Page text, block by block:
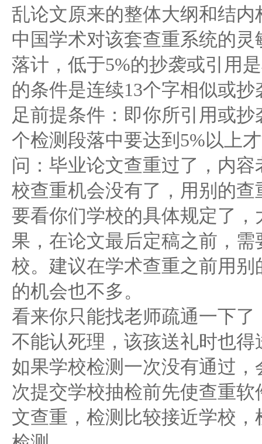
乱论文原来的整体大纲和结内
中国学术对该套查重系统的
落计，低于5%的抄袭或引用
的条件是连续13个字相似或
足前提条件：即你所引用或
个检测段落中要达到5%以上
问：毕业论文查重过了，内
校查重机会没有了，用别的
要看你们学校的具体规定了
果，在论文最后定稿之前，
校。建议在学术查重之前用
的机会也不多。
看来你只能找老师疏通一下
不能认死理，该孩送礼时也
如果学校检测一次没有通过
次提交学校抽检前先使查重软
文查重，检测比较接近学校